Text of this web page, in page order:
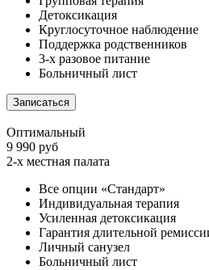
Детоксикация
Круглосуточное наблюдение
Поддержка родственников
3-х разовое питание
Больничный лист
Записаться
Оптимальный
9 990 руб
2-х местная палата
Все опции «Стандарт»
Индивидуальная терапия
Усиленная детоксикация
Гарантия длительной
Личный санузел
Больничный лист